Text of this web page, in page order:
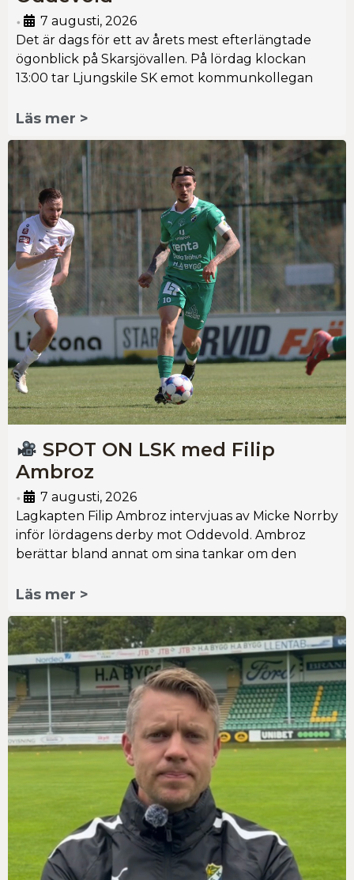
•
7 augusti, 2026
Det är dags för ett av årets mest efterlängtade
ögonblick på Skarsjövallen. På lördag klockan
13:00 tar Ljungskile SK emot kommunkollegan
Läs mer >
SPOT ON LSK med Filip
Ambroz
•
7 augusti, 2026
Lagkapten Filip Ambroz intervjuas av Micke Norrby
inför lördagens derby mot Oddevold. Ambroz
berättar bland annat om sina tankar om den
Läs mer >